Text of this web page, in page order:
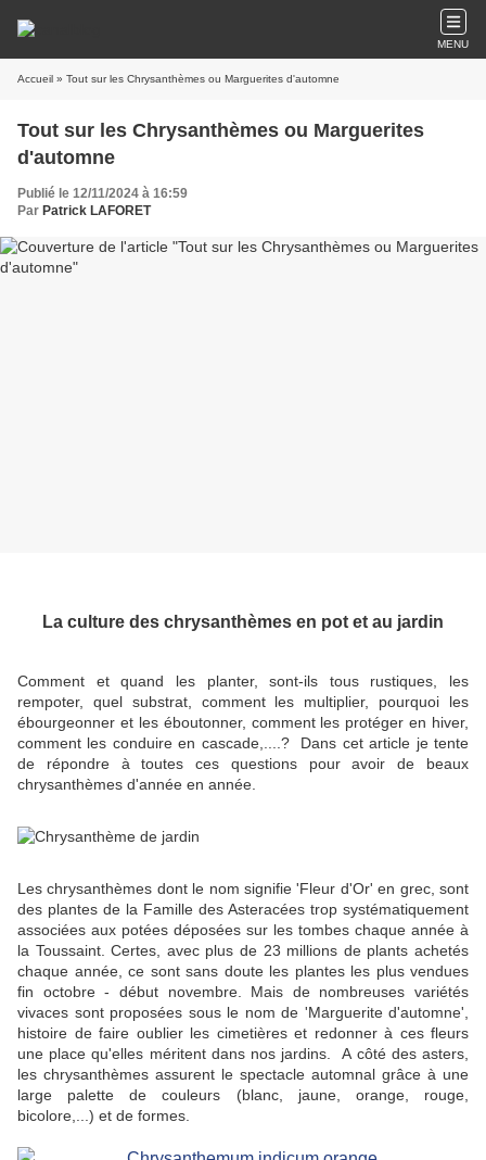
MENU
Accueil » Tout sur les Chrysanthèmes ou Marguerites d'automne
Tout sur les Chrysanthèmes ou Marguerites
d'automne
Publié le 12/11/2024 à 16:59
Par Patrick LAFORET
La culture des chrysanthèmes en pot et au jardin
Comment et quand les planter, sont-ils tous rustiques, les
rempoter, quel substrat, comment les multiplier, pourquoi les
ébourgeonner et les éboutonner, comment les protéger en hiver,
comment les conduire en cascade,....? Dans cet article je tente
de répondre à toutes ces questions pour avoir de beaux
chrysanthèmes d'année en année.
Les chrysanthèmes dont le nom signifie 'Fleur d'Or' en grec, sont
des plantes de la Famille des Asteracées trop systématiquement
associées aux potées déposées sur les tombes chaque année à
la Toussaint. Certes, avec plus de 23 millions de plants achetés
chaque année, ce sont sans doute les plantes les plus vendues
fin octobre - début novembre. Mais de nombreuses variétés
vivaces sont proposées sous le nom de 'Marguerite d'automne',
histoire de faire oublier les cimetières et redonner à ces fleurs
une place qu'elles méritent dans nos jardins. A côté des asters,
les chrysanthèmes assurent le spectacle automnal grâce à une
large palette de couleurs (blanc, jaune, orange, rouge,
bicolore,...) et de formes.